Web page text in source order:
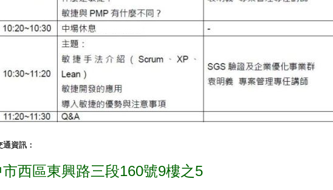
通資訊：
西區東興路三段160號9樓之5